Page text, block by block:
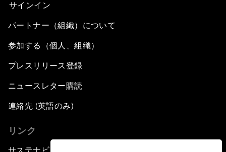
サインイン
パートナー（組織）について
参加する（個人、組織）
プレスリリース登録
ニュースレター購読
連絡先 (英語のみ)
リンク